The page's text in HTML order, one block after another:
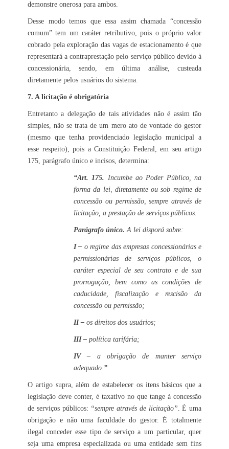
demonstre onerosa para ambos.
Desse modo temos que essa assim chamada “concessão
comum” tem um caráter retributivo, pois o próprio valor
cobrado pela exploração das vagas de estacionamento é que
representará a contraprestação pelo serviço público devido à
concessionária, sendo, em última análise, custeada
diretamente pelos usuários do sistema.
7. A licitação é obrigatória
Entretanto a delegação de tais atividades não é assim tão
simples, não se trata de um mero ato de vontade do gestor
(mesmo que tenha providenciado legislação municipal a
esse respeito), pois a Constituição Federal, em seu artigo
175, parágrafo único e incisos, determina:
“Art. 175. Incumbe ao Poder Público, na
forma da lei, diretamente ou sob regime de
concessão ou permissão, sempre através de
licitação, a prestação de serviços públicos.
Parágrafo único. A lei disporá sobre:
I – o regime das empresas concessionárias e
permissionárias de serviços públicos, o
caráter especial de seu contrato e de sua
prorrogação, bem como as condições de
caducidade, fiscalização e rescisão da
concessão ou permissão;
II – os direitos dos usuários;
III – política tarifária;
IV – a obrigação de manter serviço
adequado. ”
O artigo supra, além de estabelecer os itens básicos que a
legislação deve conter, é taxativo no que tange à concessão
de serviços públicos: “sempre através de licitação”. É uma
obrigação e não uma faculdade do gestor. É totalmente
ilegal conceder esse tipo de serviço a um particular, quer
seja uma empresa especializada ou uma entidade sem fins